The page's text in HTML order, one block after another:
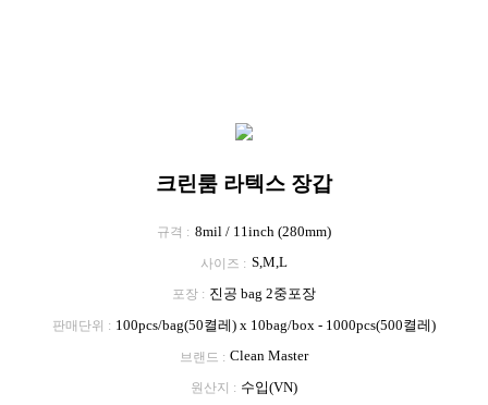
크린룸 라텍스 장갑
규격 8mil / 11inch (280mm)
사이즈 S,M,L
포장 진공 bag 2중포장
판매단위 100pcs/bag(50켤레) x 10bag/box - 1000pcs(500켤레)
브랜드 Clean Master
원산지 수입(VN)